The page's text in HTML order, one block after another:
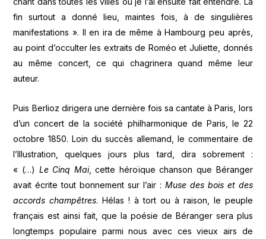
fin surtout a donné lieu, maintes fois, à de singulières
manifestations ». Il en ira de même à Hambourg peu après,
au point d’occulter les extraits de Roméo et Juliette, donnés
au même concert, ce qui chagrinera quand même leur
auteur.
Puis Berlioz dirigera une dernière fois sa cantate à Paris, lors
d’un concert de la société philharmonique de Paris, le 22
octobre 1850. Loin du succès allemand, le commentaire de
l’Illustration, quelques jours plus tard, dira sobrement :
« (…) Le Cinq Mai, cette héroïque chanson que Béranger
avait écrite tout bonnement sur l’air : Muse des bois et des
accords champêtres. Hélas ! à tort ou à raison, le peuple
français est ainsi fait, que la poésie de Béranger sera plus
longtemps populaire parmi nous avec ces vieux airs de